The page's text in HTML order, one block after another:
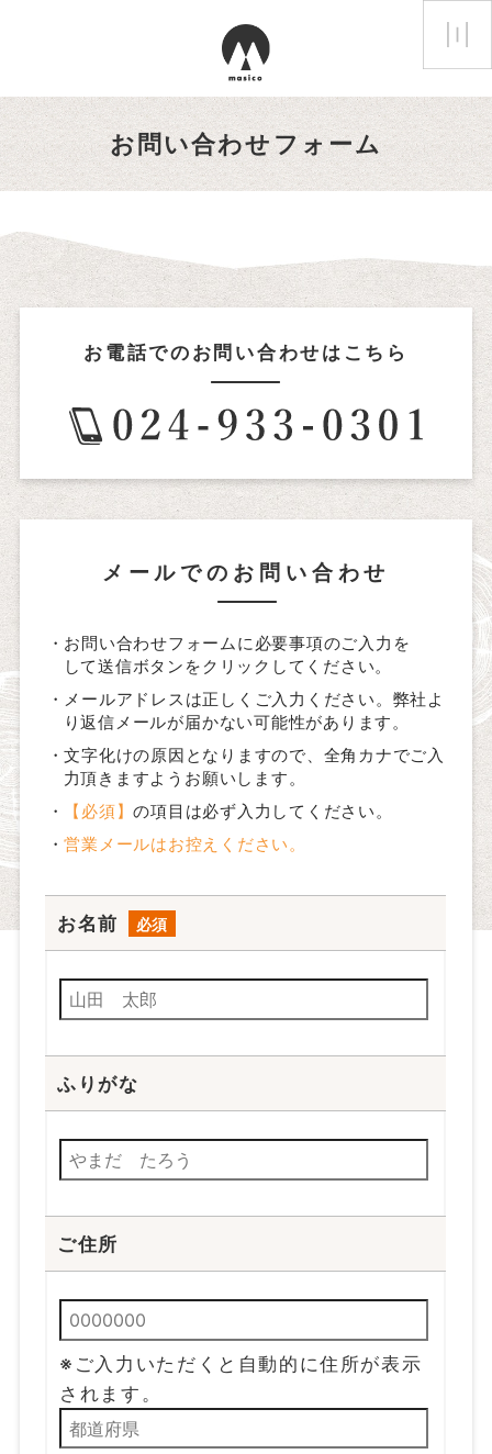
お問い合わせフォーム
お電話でのお問い合わせはこちら
メールでのお問い合わせ
・お問い合わせフォームに必要事項のご入力を
して送信ボタンをクリックしてください。
・メールアドレスは正しくご入力ください。弊社よ
り返信メールが届かない可能性があります。
・文字化けの原因となりますので、全角カナでご入
力頂きますようお願いします。
・
【必須】の項目は必ず入力してください。
・営業メールはお控えください。
お名前
ふりがな
ご住所
※ご入力いただくと自動的に住所が表示
されます。